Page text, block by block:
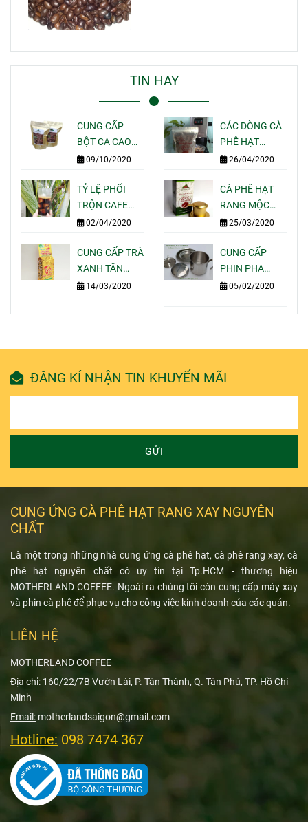
TIN HAY
CUNG CẤP
BỘT CA CAO
NGUYÊN CHẤT
QUÁN CAFE
TẠI TPHCM
09/10/2020
CÁC DÒNG CÀ
PHÊ HẠT
RANG MỘC
ESPRESSO
NGON CỦA
MOTHERLAND
26/04/2020
TỶ LỆ PHỐI
TRỘN CAFE
NGON BÁN
NHẤT HIỆN
NAY
02/04/2020
CÀ PHÊ HẠT
RANG MỘC
GÓI 250G PHA
-
MOTHERLAND
COFFEE
25/03/2020
CUNG CẤP TRÀ
XANH TÂN
CƯƠNG THÁI
100G 200G
SỈ LẺ
14/03/2020
CUNG CẤP
PHIN PHA
CAFE INOX 304
MOTHERLAND
05/02/2020
ĐĂNG KÍ NHẬN TIN KHUYẾN MÃI
GỬI
CUNG ỨNG CÀ PHÊ HẠT RANG XAY NGUYÊN
CHẤT
Là một trong những nhà cung ứng cà phê hạt, cà phê rang xay, cà
phê hạt nguyên chất có uy tín tại Tp.HCM - thương hiệu
MOTHERLAND COFFEE. Ngoài ra chúng tôi còn cung cấp máy xay
và phin cà phê để phục vụ cho công việc kinh doanh của các quán.
LIÊN HỆ
MOTHERLAND COFFEE
Địa chỉ: 160/22/7B Vườn Lài, P. Tân Thành, Q. Tân Phú, TP. Hồ Chí
Minh
Email: motherlandsaigon@gmail.com
Hotline: 098 7474 367